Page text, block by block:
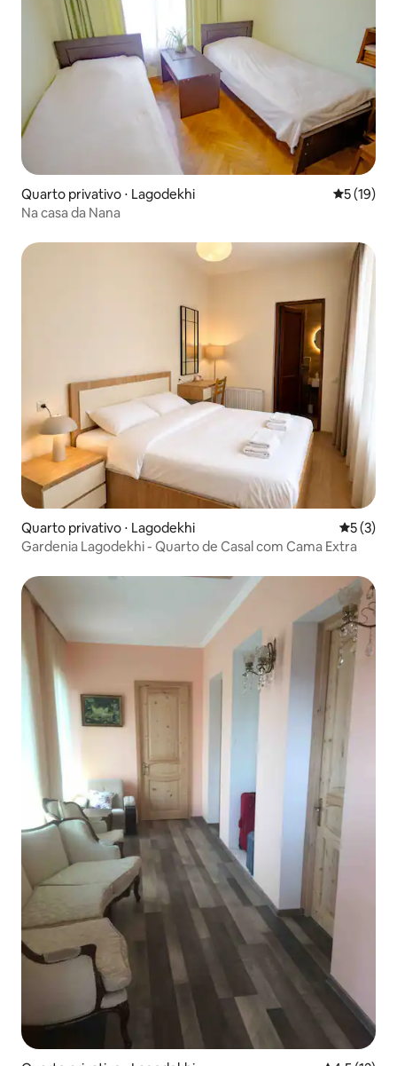
Quarto privativo ⋅ Lagodekhi 5 de uma
5 (19)
Na casa da Nana
Quarto privativo ⋅ Lagodekhi 5 de
5 (3)
Gardenia Lagodekhi - Quarto de Casal com Cama Extra